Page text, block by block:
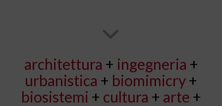
architettura + ingegneria +
urbanistica + biomimicry+
biosistemi + cultura + arte +